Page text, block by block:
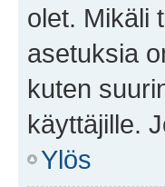
olet. Mikäli
asetuksia
kuten
käyttäjille.
Ylös